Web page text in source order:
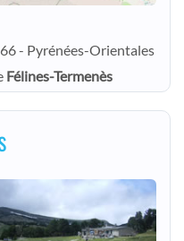
- Pyrénées-Orientales
Félines-Termenès